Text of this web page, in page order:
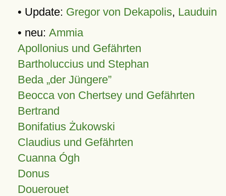
• Update: Gregor von Dekapolis, Lauduin
• neu: Ammia
Apollonius und Gefährten
Bartholuccius und Stephan
Beda „der Jüngere”
Beocca von Chertsey und Gefährten
Bertrand
Bonifatius Żukowski
Claudius und Gefährten
Cuanna Ógh
Donus
Douerouet